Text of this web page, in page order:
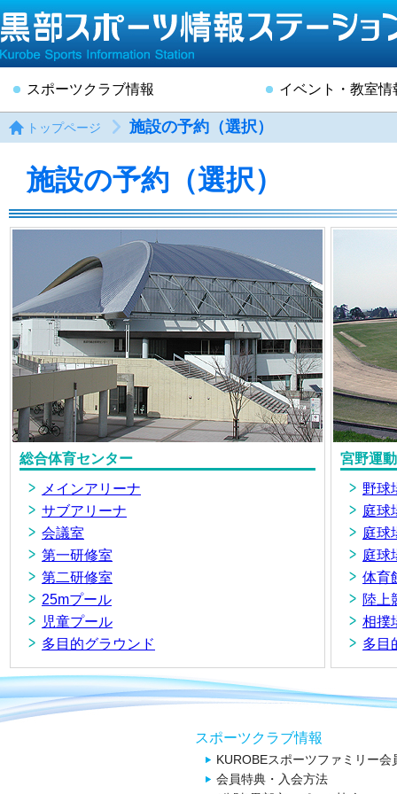
スポーツクラブ情報 イベント・教室情
トップページ 施設の予約（選択）
施設の予約（選択）
総合体育センター
メインアリーナ
サブアリーナ
会議室
第一研修室
第二研修室
25mプール
児童プール
多目的グラウンド
宮野運
野球
庭球
庭球
庭球
体育
陸上
相撲
多目
スポーツクラブ情報
KUROBEスポーツファミリー会
会員特典・入会方法